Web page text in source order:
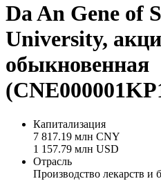
Da An Gene of
University,
обыкновенная
Капитализация
7 817.19 млн CNY
1 157.79 млн USD
Отрасль
Производство лекарств и